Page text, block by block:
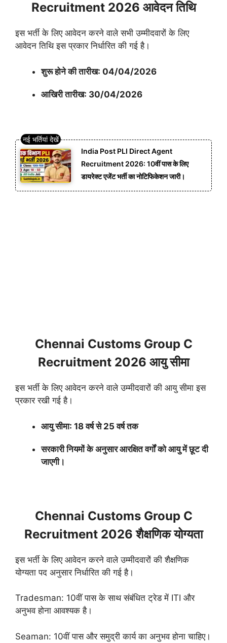
Recruitment 2026 आवेदन तिथि
इस भर्ती के लिए आवेदन करने वाले सभी उम्मीदवारों के लिए
आवेदन तिथि इस प्रकार निर्धारित की गई है।
शुरू होने की तारीख: 04/04/2026
आखिरी तारीख: 30/04/2026
India Post PLI Direct Agent
Recruitment 2026: 10वीं पास के लिए
डायरेक्ट एजेंट भर्ती का नोटिफिकेशन जारी।
Chennai Customs Group C
Recruitment 2026 आयु सीमा
इस भर्ती के लिए आवेदन करने वाले उम्मीदवारों की आयु सीमा इस
प्रकार रखी गई है।
आयु सीमा: 18 वर्ष से 25 वर्ष तक
सरकारी नियमों के अनुसार आरक्षित वर्गों को आयु में छूट दी
जाएगी।
Chennai Customs Group C
Recruitment 2026 शैक्षणिक योग्यता
इस भर्ती के लिए आवेदन करने वाले उम्मीदवारों की शैक्षणिक
योग्यता पद अनुसार निर्धारित की गई है।
Tradesman: 10वीं पास के साथ संबंधित ट्रेड में ITI और
अनुभव होना आवश्यक है।
Seaman: 10वीं पास और समुद्री कार्य का अनुभव होना चाहिए।